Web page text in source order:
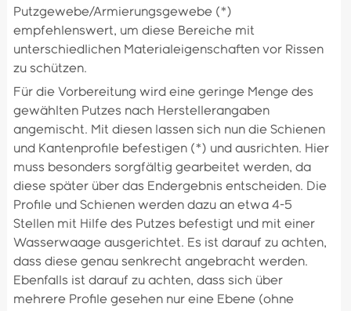
Putzgewebe/Armierungsgewebe (*)
empfehlenswert, um diese Bereiche mit
unterschiedlichen Materialeigenschaften vor Rissen
zu schützen.
Für die Vorbereitung wird eine geringe Menge des
gewählten Putzes nach Herstellerangaben
angemischt. Mit diesen lassen sich nun die Schienen
und Kantenprofile befestigen (*) und ausrichten. Hier
muss besonders sorgfältig gearbeitet werden, da
diese später über das Endergebnis entscheiden. Die
Profile und Schienen werden dazu an etwa 4-5
Stellen mit Hilfe des Putzes befestigt und mit einer
Wasserwaage ausgerichtet. Es ist darauf zu achten,
dass diese genau senkrecht angebracht werden.
Ebenfalls ist darauf zu achten, dass sich über
mehrere Profile gesehen nur eine Ebene (ohne